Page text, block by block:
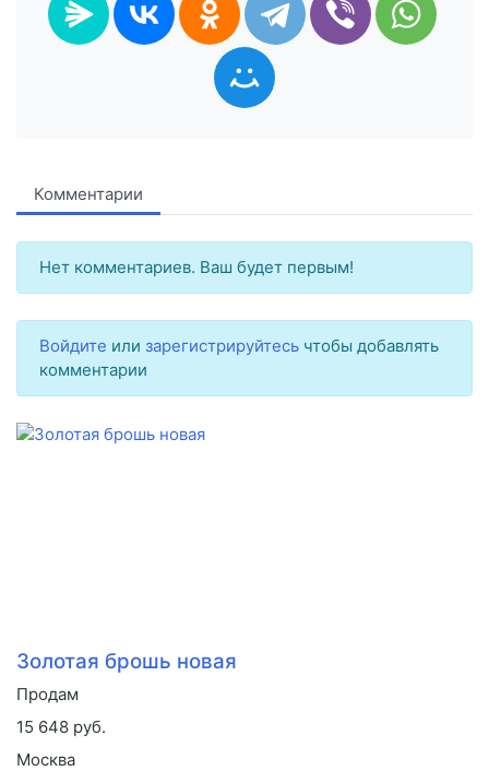
Комментарии
Нет комментариев. Ваш будет первым!
Войдите или зарегистрируйтесь чтобы добавлять
комментарии
Золотая брошь новая
Продам
15 648 руб.
Москва